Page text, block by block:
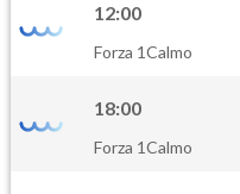
PM25
12:00
Forza 1Calmo
18:00
Forza 1Calmo